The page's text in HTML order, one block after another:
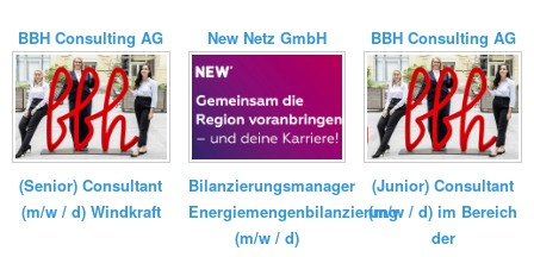
BBH Consulting AG
(Senior) Consultant
(m/w / d) Windkraft
New Netz GmbH
Bilanzierungsmanager
Energiemengenbilanzierung
(m/w / d)
BBH Consulting AG
(Junior) Consultant
(m/w / d) im Bereich
der